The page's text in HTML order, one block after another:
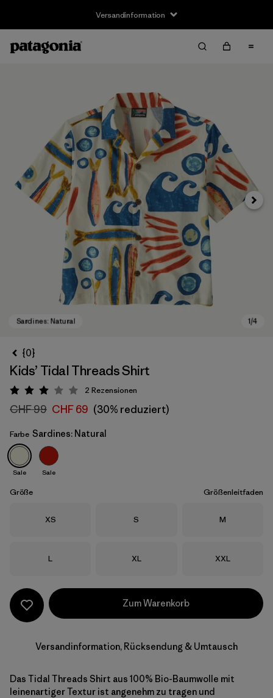
Versandinformation
Sardines: Natural
{0}
Kids’ Tidal Threads Shirt
Bewertung: 3 / 5
2 Rezensionen
CHF 99 CHF 69 (30% reduziert)
Farbe Sardines: Natural
Sale Sale
Größe Größenleitfaden
Größe
XS Größe
S Größe
M
Größe
L Größe
XL Größe
XXL
Zum Warenkorb
Versandinformation, Rücksendung & Umtausch
Das Tidal Threads Shirt aus 100% Bio-Baumwolle mit
leinenartiger Textur ist angenehm zu tragen und